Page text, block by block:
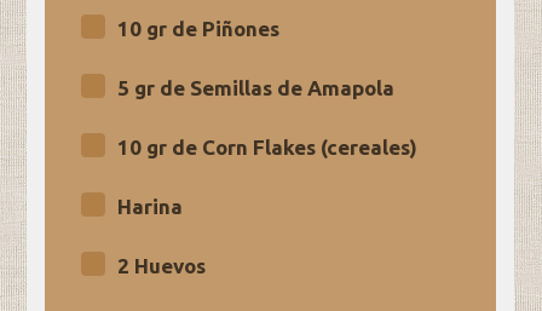
10 gr de Piñones
5 gr de Semillas de Amapola
10 gr de Corn Flakes (cereales)
Harina
2 Huevos